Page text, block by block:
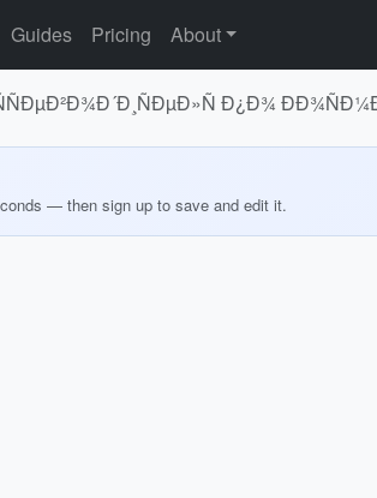
Guides Pricing About
Ð¿Ð¾
— then sign up to save and edit it.